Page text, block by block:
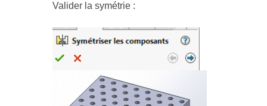
Valider la symétrie :